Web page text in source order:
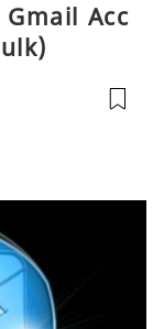
Acc